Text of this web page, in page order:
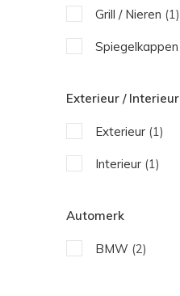
Grill / Nieren (1)
Spiegelkappen
Exterieur / Interieur
Exterieur (1)
Interieur (1)
Automerk
BMW (2)